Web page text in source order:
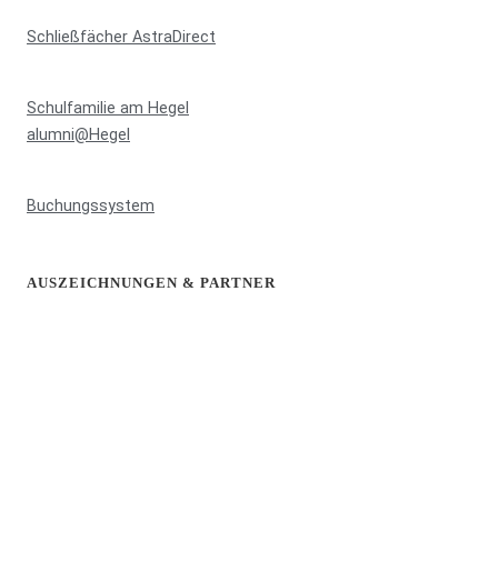
Schließfächer AstraDirect
Schulfamilie am Hegel
alumni@Hegel
Buchungssystem
AUSZEICHNUNGEN & PARTNER